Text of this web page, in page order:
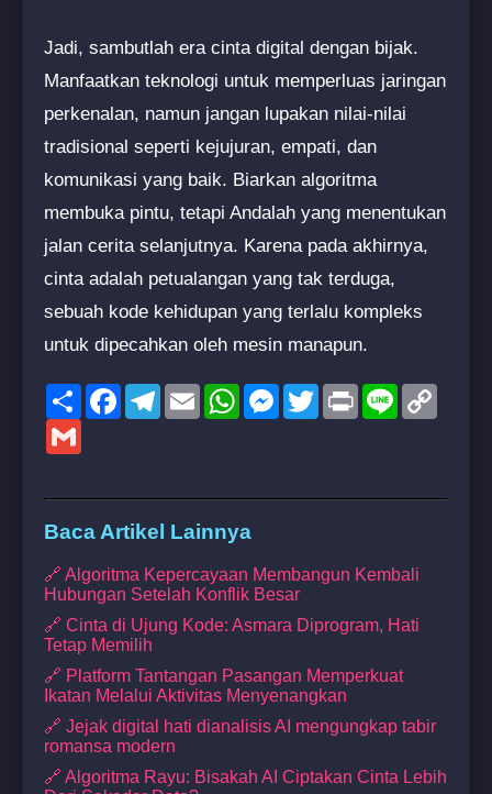
Jadi, sambutlah era cinta digital dengan bijak.
Manfaatkan teknologi untuk memperluas jaringan
perkenalan, namun jangan lupakan nilai-nilai
tradisional seperti kejujuran, empati, dan
komunikasi yang baik. Biarkan algoritma
membuka pintu, tetapi Andalah yang menentukan
jalan cerita selanjutnya. Karena pada akhirnya,
cinta adalah petualangan yang tak terduga,
sebuah kode kehidupan yang terlalu kompleks
untuk dipecahkan oleh mesin manapun.
ShareFacebookTelegram
EmailWhatsAppMessenger
TwitterPrint Line
Baca Artikel Lainnya
🔗 Algoritma Kepercayaan Membangun Kembali
Hubungan Setelah Konflik Besar
🔗 Cinta di Ujung Kode: Asmara Diprogram, Hati
Tetap Memilih
🔗 Platform Tantangan Pasangan Memperkuat
Ikatan Melalui Aktivitas Menyenangkan
🔗 Jejak digital hati dianalisis AI mengungkap tabir
romansa modern
🔗 Algoritma Rayu: Bisakah AI Ciptakan Cinta Lebih